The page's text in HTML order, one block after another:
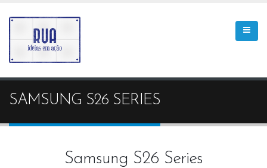
SAMSUNG S26 SERIES
Samsung S26 Series